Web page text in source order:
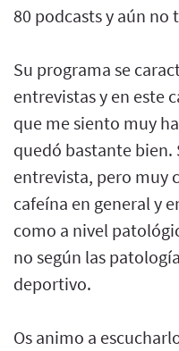
80 podcasts y aún no
Su programa se
entrevistas y en este
que me siento muy
quedó bastante bien.
entrevista, pero muy
cafeína en general y
como a nivel
no según las
deportivo.
Os animo a